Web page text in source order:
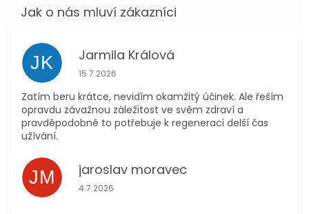
JK Jarmila Králová
Hodnocení obchodu je 5 z 5 hvězdiček.
15.7.2026
Zatím beru krátce, nevidím okamžitý účinek. Ale řeším
opravdu závažnou záležitost ve svém zdraví a
pravděpodobně to potřebuje k regeneraci delší čas
užívání.
JM jaroslav moravec
Hodnocení obchodu je 5 z 5 hvězdiček.
4.7.2026